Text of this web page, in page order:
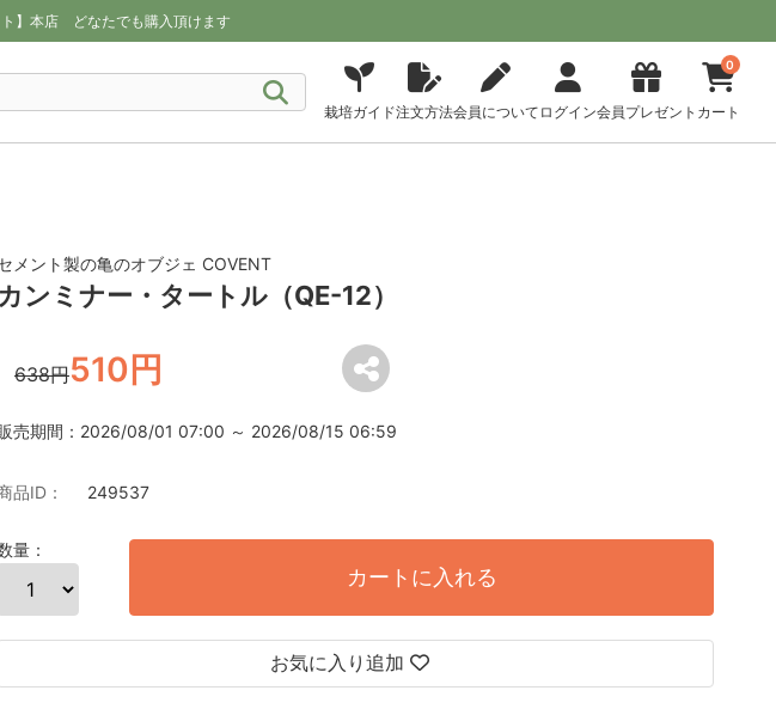
ト】本店 どなたでも購入頂けます
栽培ガイド注文方法会員について ログイン会員プレゼント
0
カート
メント製の亀のオブジェ COVENT
カンミナー・タートル（QE-12）
638円510円
売期間：2026/08/01 07:00 ～ 2026/08/15 06:59
品ID： 249537
量：
カートに入れる
お気に入り追加